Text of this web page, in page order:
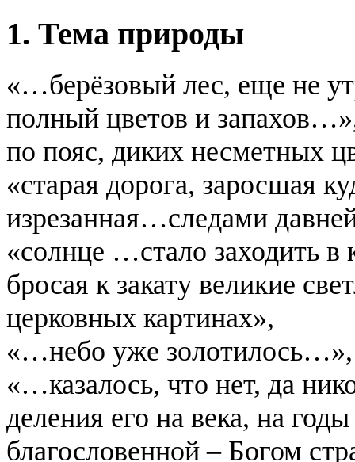
1. Тема природы
«…берёзовый лес, еще не
полный цветов и
по пояс, диких несметных
«старая дорога, заросшая
изрезанная…следами
«солнце …стало заходить
бросая к закату великие
церковных картинах»,
«…небо уже золотилось…»,
«…казалось, что нет, да
деления его на века, на
благословенной – Богом